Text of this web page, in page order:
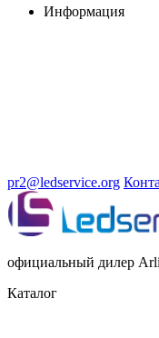
Информация
pr2@ledservice.org
официальный дилер
Каталог